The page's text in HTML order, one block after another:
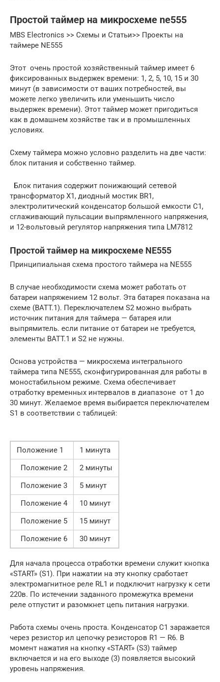
Простой таймер на микросхеме ne555
MBS Electronics >> Схемы и Статьи>> Проекты на
таймере NE555
Этот очень простой хозяйственный таймер имеет 6
фиксированных выдержек времени: 1, 2, 5, 10, 15 и 30
минут (в зависимости от ваших потребностей, вы
можете легко увеличить или уменьшить число
выдержек времени). Этот таймер может пригодиться
как в домашнем хозяйстве так и в промышленных
условиях.
Схему таймера можно условно разделить на две части:
блок питания и собственно таймер.
Блок питания содержит понижающий сетевой
трансформатор X1, диодный мостик BR1,
электролитический конденсатор большой емкости C1,
сглаживающий пульсации выпрямленного напряжения,
и 12-вольтовый регулятор напряжения типа LM7812
Простой таймер на микросхеме NE555
Принципиальная схема простого таймера на NE555
В случае необходимости схема может работать от
батареи напряжением 12 вольт. Эта батарея показана на
схеме (BATT.1). Переключателем S2 можно выбрать
источник питания для таймера — батарея или
выпрямитель. если питание от батареи не требуется,
элементы BATT.1 и S2 не нужны.
Основа устройства — микросхема интегрального
таймера типа NE555, сконфигурированная для работы в
моностабильном режиме. Схема обеспечивает
отработку временных интервалов в диапазоне от 1 до
30 минут. Желаемое время выбирается переключателем
S1 в соответствии с таблицей:
Положение 1
1 минута
Положение 2
2 минуты
Положение 3
5 минут
Положение 4
10 минут
Положение 5
15 минут
Положение 6
30 минут
Для начала процесса отработки времени служит кнопка
«START» (S1). При нажатии на эту кнопку сработает
электромагнитное реле RL1 и подключит нагрузку к сети
220в. По истечении заданного промежутка времени
реле отпустит и разомкнет цепь питания нагрузки.
Работа схемы очень проста. Конденсатор С1 заражается
через резистор ил цепочку резисторов R1 — R6. В
момент нажатия на кнопку «START» (S3) таймер
включается и на его выходе (3) появляется высокий
уровень напряжения.